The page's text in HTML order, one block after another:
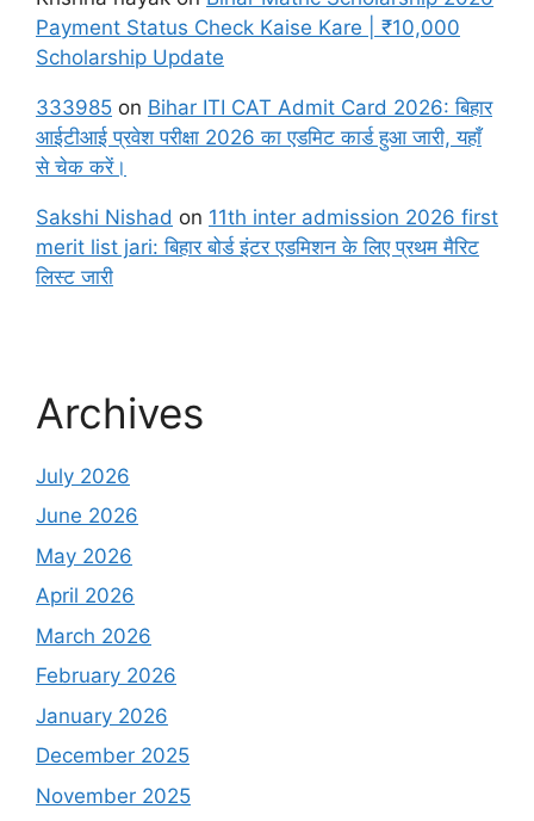
Payment Status Check Kaise Kare | ₹10,000
Scholarship Update
333985 on Bihar ITI CAT Admit Card 2026: बिहार
आईटीआई प्रवेश परीक्षा 2026 का एडमिट कार्ड हुआ जारी, यहाँ
से चेक करें।
Sakshi Nishad on 11th inter admission 2026 first
merit list jari: बिहार बोर्ड इंटर एडमिशन के लिए प्रथम मैरिट
लिस्ट जारी
Archives
July 2026
June 2026
May 2026
April 2026
March 2026
February 2026
January 2026
December 2025
November 2025